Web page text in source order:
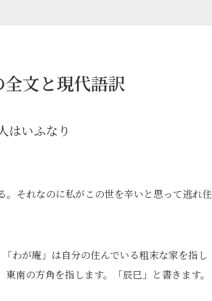
文と現代語訳
いふなり
それなのに私がこの世を辛いと思って逃れ住
わが庵」は自分の住んでいる粗末な家を指し
南の方角を指します。「辰巳」と書きます。